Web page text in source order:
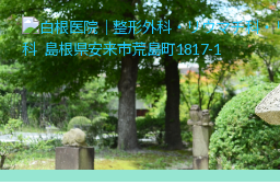
白
根
医
院
｜
整